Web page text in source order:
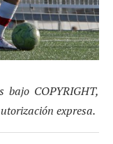
bajo COPYRIGHT,
expresa.